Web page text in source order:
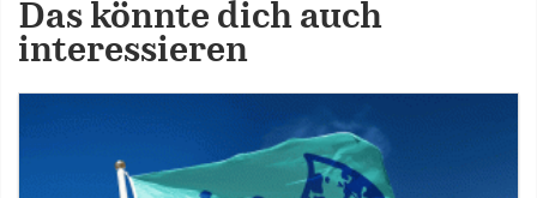
Das könnte dich auch
interessieren